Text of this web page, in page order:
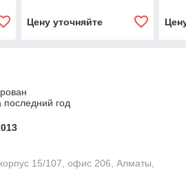
Цену уточняйте
год
15/107, офис 206, Алматы,